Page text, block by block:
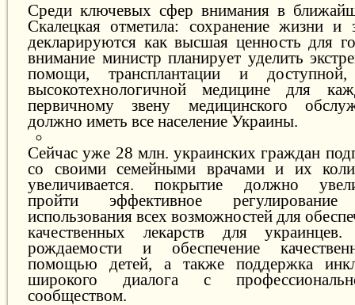
Среди ключевых сфер внимания в
Скалецкая отметила: сохранение жизни и
декларируются как высшая ценность для
внимание министр планирует уделить
помощи, трансплантации и
высокотехнологичной медицине для
первичному звену медицинского
должно иметь все население Украины.
Сейчас уже 28 млн. украинских граждан
со своими семейными врачами и их
увеличивается. покрытие должно
пройти эффективное
использования всех возможностей для
качественных лекарств для
рождаемости и обеспечение
помощью детей, а также поддержка
широкого диалога с
сообществом.